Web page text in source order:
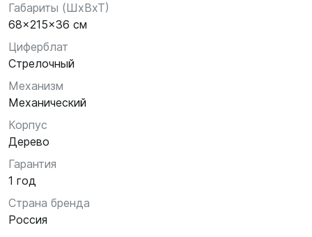
Габариты (ШхВхТ)
68x215x36 см
Циферблат
Стрелочный
Механизм
Механический
Корпус
Дерево
Гарантия
1 год
Страна бренда
Россия